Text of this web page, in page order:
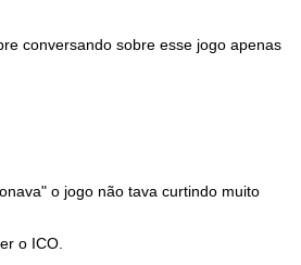
conversando sobre esse jogo apenas
o jogo não tava curtindo muito
o ICO.